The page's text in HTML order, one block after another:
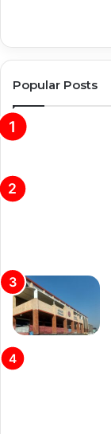
Popular Posts